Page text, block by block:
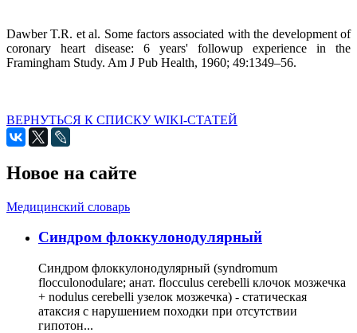
Dawber T.R. et al. Some factors associated with the development of
coronary heart disease: 6 years' followup experience in the
Framingham Study. Am J Pub Health, 1960; 49:1349–56.
ВЕРНУТЬСЯ К СПИСКУ WIKI-СТАТЕЙ
Новое на сайте
Медицинский словарь
Cиндром флоккулонодулярный
Синдром флоккулонодулярный (syndromum
flocculonodulare; анат. flocculus cerebelli клочок мозжечка
+ nodulus cerebelli узелок мозжечка) - статическая
атаксия с нарушением походки при отсутствии
гипотон...